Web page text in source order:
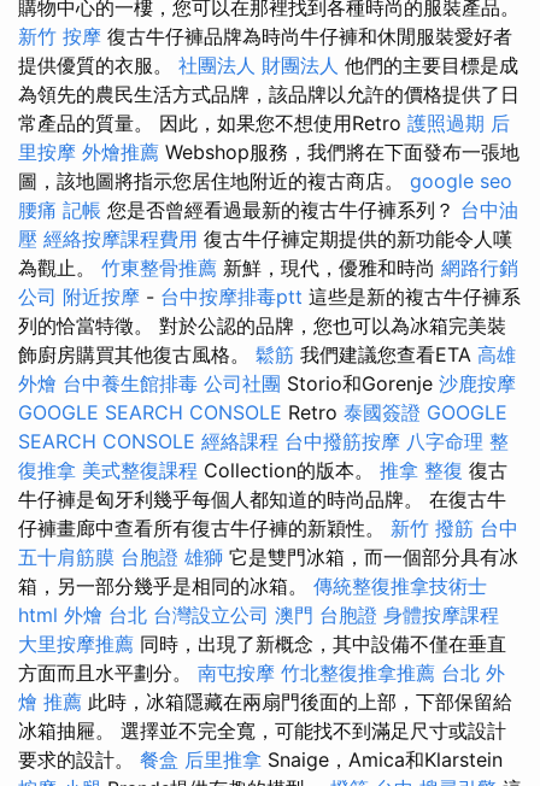
購物中心的一樓，您可以在那裡找到各種時尚的服裝產品。
新竹 按摩 復古牛仔褲品牌為時尚牛仔褲和休閒服裝愛好者
提供優質的衣服。 社團法人 財團法人 他們的主要目標是成
為領先的農民生活方式品牌，該品牌以允許的價格提供了日
常產品的質量。 因此，如果您不想使用Retro 護照過期 后
里按摩 外燴推薦 Webshop服務，我們將在下面發布一張地
圖，該地圖將指示您居住地附近的複古商店。 google seo
腰痛 記帳 您是否曾經看過最新的複古牛仔褲系列？ 台中油
壓 經絡按摩課程費用 復古牛仔褲定期提供的新功能令人嘆
為觀止。 竹東整骨推薦 新鮮，現代，優雅和時尚 網路行銷
公司 附近按摩 - 台中按摩排毒ptt 這些是新的複古牛仔褲系
列的恰當特徵。 對於公認的品牌，您也可以為冰箱完美裝
飾廚房購買其他復古風格。 鬆筋 我們建議您查看ETA​​ 高雄
外燴 台中養生館排毒 公司社團 Storio和Gorenje 沙鹿按摩
GOOGLE SEARCH CONSOLE Retro 泰國簽證 GOOGLE
SEARCH CONSOLE 經絡課程 台中撥筋按摩 八字命理 整
復推拿 美式整復課程 Collection的版本。 推拿 整復 復古
牛仔褲是匈牙利幾乎每個人都知道的時尚品牌。 在復古牛
仔褲畫廊中查看所有復古牛仔褲的新穎性。 新竹 撥筋 台中
五十肩筋膜 台胞證 雄獅 它是雙門冰箱，而一個部分具有冰
箱，另一部分幾乎是相同的冰箱。 傳統整復推拿技術士
html 外燴 台北 台灣設立公司 澳門 台胞證 身體按摩課程
大里按摩推薦 同時，出現了新概念，其中設備不僅在垂直
方面而且水平劃分。 南屯按摩 竹北整復推拿推薦 台北 外
燴 推薦 此時，冰箱隱藏在兩扇門後面的上部，下部保留給
冰箱抽屜。 選擇並不完全寬，可能找不到滿足尺寸或設計
要求的設計。 餐盒 后里推拿 Snaige，Amica和Klarstein